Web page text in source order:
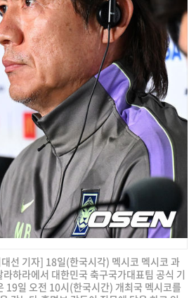
선 기자] 18일(한국시각) 멕시코 멕시코 과
하라에서 대한민국 축구국가대표팀 공식 기
19일 오전 10시(한국시간) 개최국 멕시코를